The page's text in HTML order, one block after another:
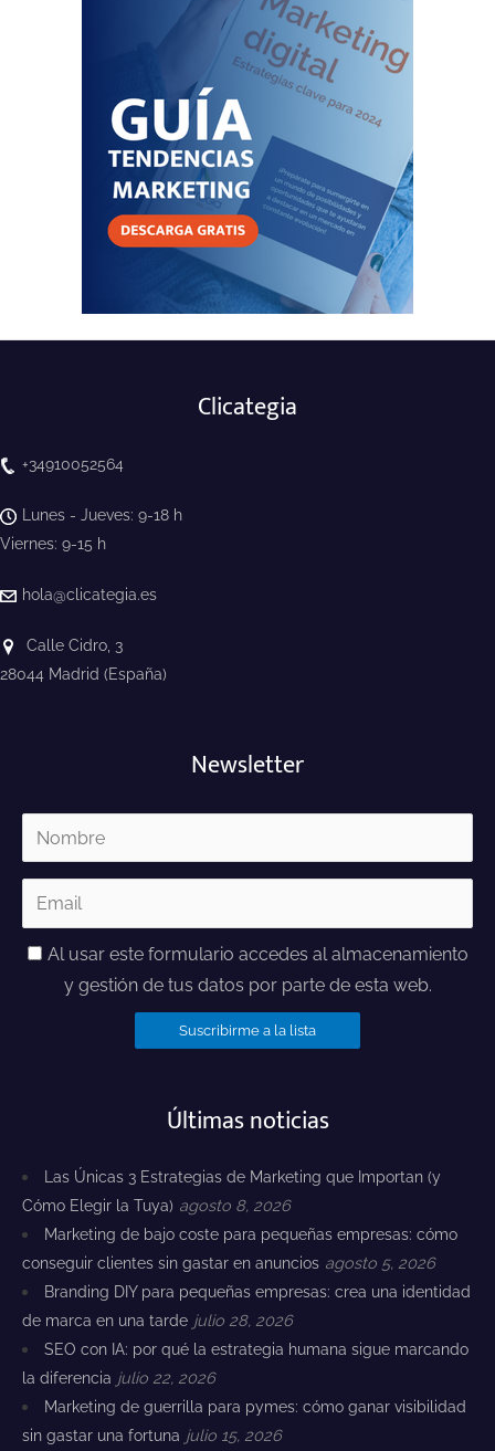
Clicategia
+34910052564
Lunes - Jueves: 9-18 h
Viernes: 9-15 h
hola@clicategia.es
Calle Cidro, 3
28044 Madrid (España)
Newsletter
Al usar este formulario accedes al almacenamiento
y gestión de tus datos por parte de esta web.
Últimas noticias
Las Únicas 3 Estrategias de Marketing que Importan (y
Cómo Elegir la Tuya) agosto 8, 2026
Marketing de bajo coste para pequeñas empresas: cómo
conseguir clientes sin gastar en anuncios agosto 5, 2026
Branding DIY para pequeñas empresas: crea una identidad
de marca en una tarde julio 28, 2026
SEO con IA: por qué la estrategia humana sigue marcando
la diferencia julio 22, 2026
Marketing de guerrilla para pymes: cómo ganar visibilidad
sin gastar una fortuna julio 15, 2026